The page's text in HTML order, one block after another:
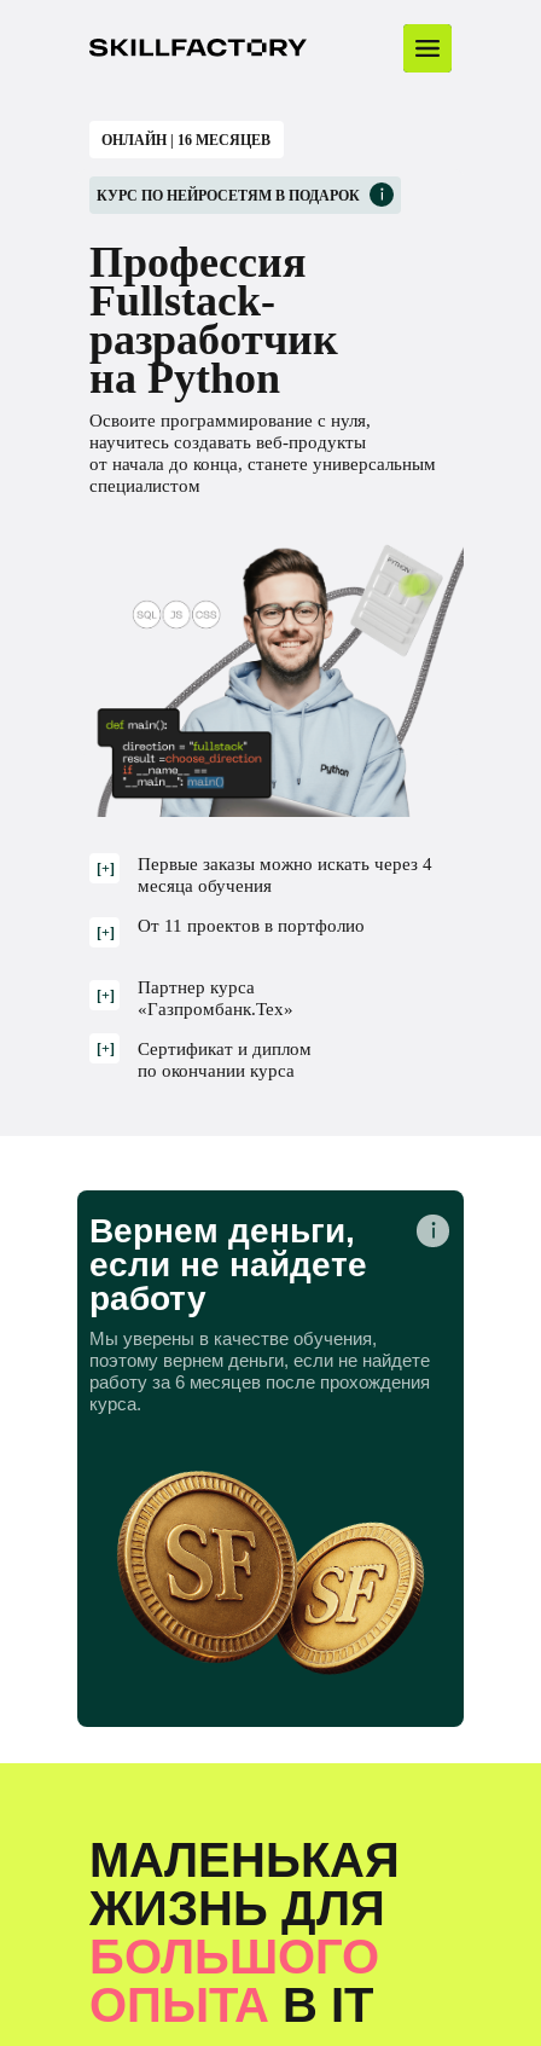
ОНЛАЙН | 16 МЕСЯЦЕВ
Профессия
Fullstack-
разработчик
на Python
Освоите программирование с нуля,
научитесь создавать веб-продукты
от начала до конца, станете универсальным
специалистом
КУРС ПО НЕЙРОСЕТЯМ В ПОДАРОК
[+]
Первые заказы можно искать через 4
месяца обучения
[+] От 11 проектов в портфолио
[+]
Партнер курса
«Газпромбанк.Тех»
[+]
Сертификат и диплом
по окончании курса
Вернем деньги,
если не найдете
работу
Мы уверены в качестве обучения,
поэтому вернем деньги, если не найдете
работу за 6 месяцев после прохождения
курса.
МАЛЕНЬКАЯ
ЖИЗНЬ ДЛЯ
БОЛЬШОГО
ОПЫТА В IT